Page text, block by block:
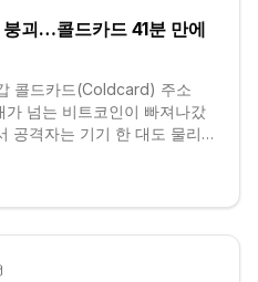
괴…콜드카드 41분 만에
콜드카드(Coldcard) 주소
가 넘는 비트코인이 빠져나갔
공격자는 기기 한 대도 물리적